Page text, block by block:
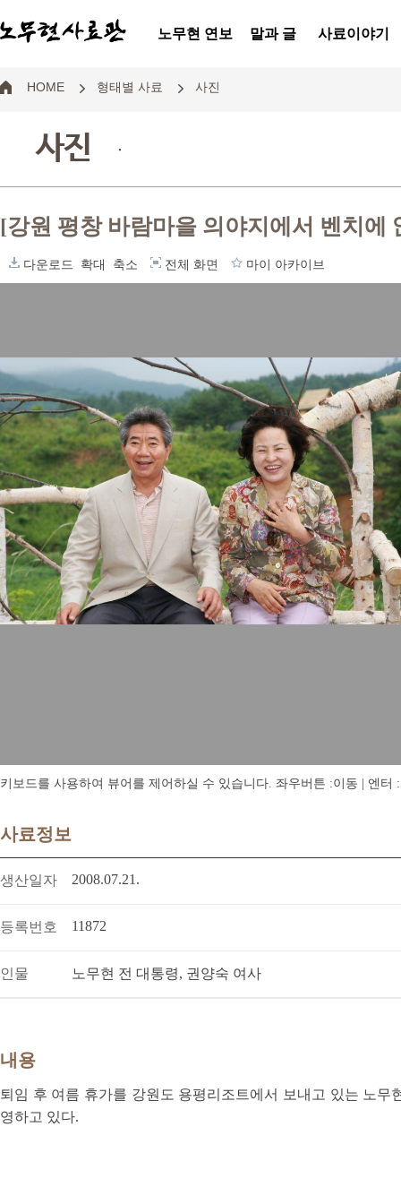
노무현 연보 말과 글 사료이야기
HOME 형태별 사료 사진
사진 .
[강원 평창 바람마을 의야지에서 벤치에
다운로드 확대 축소 전체 화면 마이 아카이브
키보드를 사용하여 뷰어를 제어하실 수 있습니다. 좌우버튼 :이동 | 엔터
사료정보
생산일자 2008.07.21.
등록번호 11872
인물 노무현 전 대통령, 권양숙 여사
내용
퇴임 후 여름 휴가를 강원도 용평리조트에서 보내고 있는 노
영하고 있다.